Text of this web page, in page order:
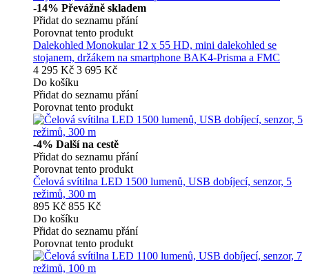
-14% Převážně skladem
Přidat do seznamu přání
Porovnat tento produkt
Dalekohled Monokular 12 x 55 HD, mini dalekohled se
stojanem, držákem na smartphone BAK4-Prisma a FMC
4 295 Kč 3 695 Kč
Do košíku
Přidat do seznamu přání
Porovnat tento produkt
-4% Další na cestě
Přidat do seznamu přání
Porovnat tento produkt
Čelová svítilna LED 1500 lumenů, USB dobíjecí, senzor, 5
režimů, 300 m
895 Kč 855 Kč
Do košíku
Přidat do seznamu přání
Porovnat tento produkt